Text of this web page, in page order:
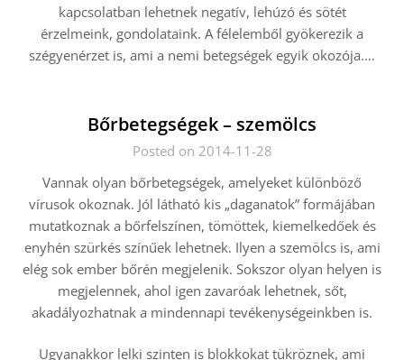
kapcsolatban lehetnek negatív, lehúzó és sötét
érzelmeink, gondolataink. A félelemből gyökerezik a
szégyenérzet is, ami a nemi betegségek egyik okozója.…
Bőrbetegségek – szemölcs
Posted on 2014-11-28
Vannak olyan bőrbetegségek, amelyeket különböző
vírusok okoznak. Jól látható kis „daganatok” formájában
mutatkoznak a bőrfelszínen, tömöttek, kiemelkedőek és
enyhén szürkés színűek lehetnek. Ilyen a szemölcs is, ami
elég sok ember bőrén megjelenik. Sokszor olyan helyen is
megjelennek, ahol igen zavaróak lehetnek, sőt,
akadályozhatnak a mindennapi tevékenységeinkben is.
Ugyanakkor lelki szinten is blokkokat tükröznek, ami